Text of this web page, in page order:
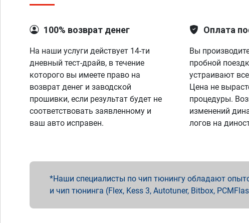
100% возврат денег
На наши услуги действует 14-ти
дневный тест-драйв, в течение
которого вы имеете право на
возврат денег и заводской
прошивки, если результат будет не
соответствовать заявленному и
ваш авто исправен.
Оплата
Вы
пробной
устраивают
Цена не
процедуры.
изменений
логов на
Наши специалисты по чип тюнингу обладают
и чип тюнинга (Flex, Kess 3, Autotuner, Bitbox,